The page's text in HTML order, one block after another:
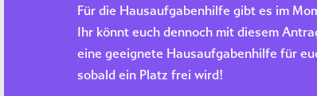
Für die Hausaufgabenhilfe gibt es im
Ihr könnt euch dennoch mit diesem
eine geeignete Hausaufgabenhilfe für
sobald ein Platz frei wird!